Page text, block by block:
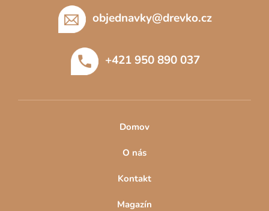
objednavky@drevko.cz
+421 950 890 037
Domov
O nás
Kontakt
Magazín